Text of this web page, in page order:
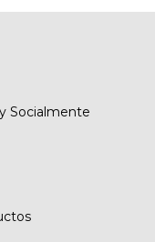
Socialmente